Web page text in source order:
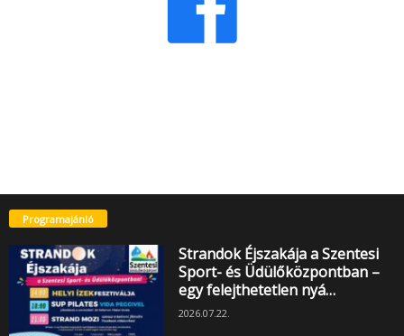
Programajánló
Strandok Éjszakája a Szentesi
Sport- és Üdülőközpontban –
egy felejthetetlen nyá…
2026.07.22.